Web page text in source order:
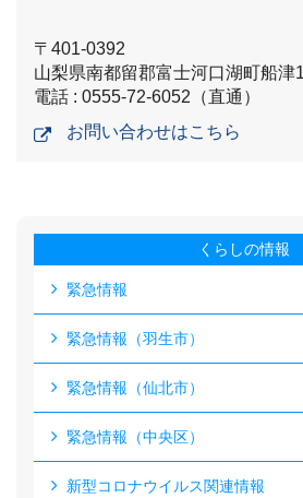
〒401-0392
山梨県南都留郡富士河口湖町船津
電話 : 0555-72-6052（直通）
お問い合わせはこちら
くらしの情報
緊急情報
緊急情報（羽生市）
緊急情報（仙北市）
緊急情報（中央区）
新型コロナウイルス関連情報